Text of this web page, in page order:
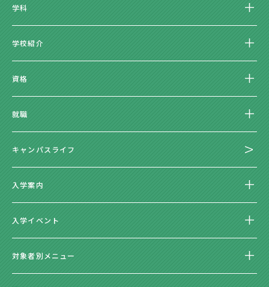
学科
学校紹介
資格
就職
キャンパスライフ
入学案内
入学イベント
対象者別メニュー